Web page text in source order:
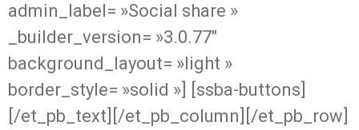
admin_label= »Social share »
_builder_version= »3.0.77″
background_layout= »light »
border_style= »solid »] [ssba-buttons]
[/et_pb_text][/et_pb_column][/et_pb_row]